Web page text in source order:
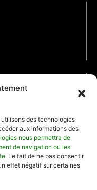
des technologies
aux informations des
nous permettra de
de navigation ou les
. Le fait de ne pas consentir
effet négatif sur certaines